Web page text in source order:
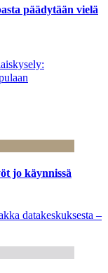
päädytään vielä
jo käynnissä
datakeskuksesta –